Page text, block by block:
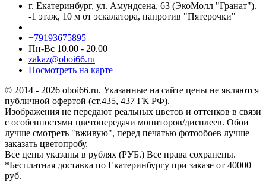
г. Екатеринбург, ул. Амундсена, 63 (ЭкоМолл "Гранат").
-1 этаж, 10 м от эскалатора, напротив "Пятерочки"
+79193675895
Пн-Вс 10.00 - 20.00
zakaz@oboi66.ru
Посмотреть на карте
© 2014 - 2026 oboi66.ru. Указанные на сайте цены не являются
публичной офертой (ст.435, 437 ГК РФ).
Изображения не передают реальных цветов и оттенков в связи
с особенностями цветопередачи мониторов/дисплеев. Обои
лучше смотреть "вживую", перед печатью фотообоев лучше
заказать цветопробу.
Все цены указаны в рублях (PУБ.) Все права сохранены.
*Бесплатная доставка по Екатеринбургу при заказе от 40000
руб.